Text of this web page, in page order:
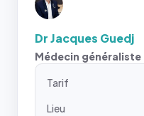
Dr Jacques Guedj
Médecin généraliste
Tarif
Lieu